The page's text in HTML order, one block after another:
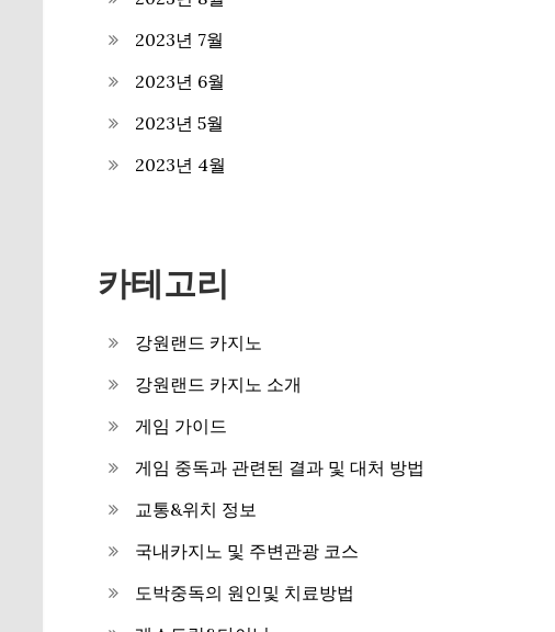
2023년 7월
2023년 6월
2023년 5월
2023년 4월
카테고리
강원랜드 카지노
강원랜드 카지노 소개
게임 가이드
게임 중독과 관련된 결과 및 대처 방법
교통&위치 정보
국내카지노 및 주변관광 코스
도박중독의 원인및 치료방법